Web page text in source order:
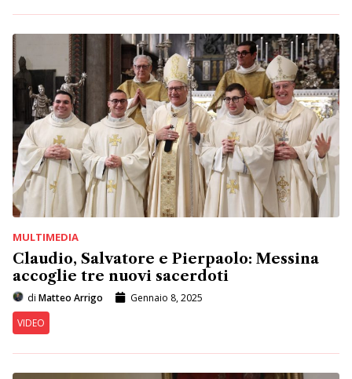
MULTIMEDIA
Claudio, Salvatore e Pierpaolo: Messina
accoglie tre nuovi sacerdoti
di Matteo Arrigo
Gennaio 8, 2025
VIDEO